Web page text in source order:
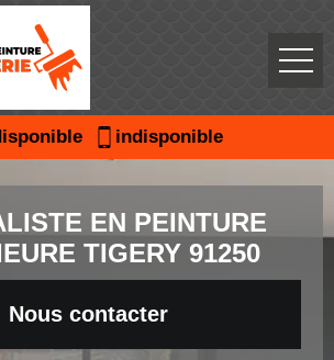
indisponible
EN PEINTURE
TIGERY 91250
Nous contacter